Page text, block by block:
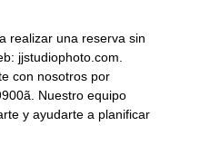
realizar una reserva sin
jjstudiophoto.com.
con nosotros por
Nuestro equipo
y ayudarte a planificar